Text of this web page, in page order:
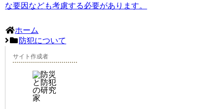
な要因なども考慮する必要があります。
ホーム
防犯について
サイト作成者